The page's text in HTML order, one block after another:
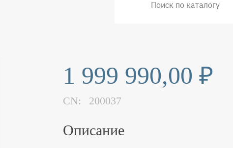
1 999 990,00 ₽
CN: 200037
Описание